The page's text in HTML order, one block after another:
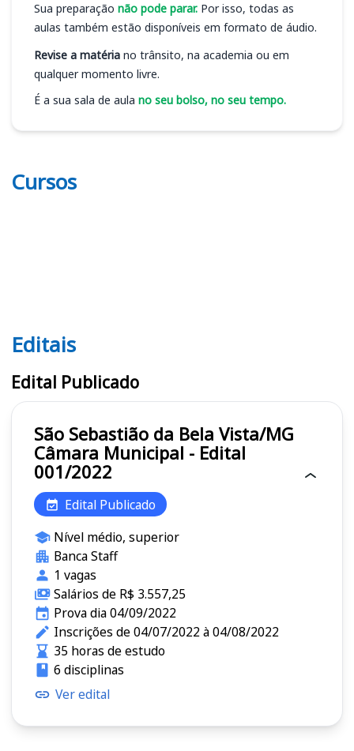
Sua preparação não pode parar. Por isso, todas as
aulas também estão disponíveis em formato de áudio.
Revise a matéria no trânsito, na academia ou em
qualquer momento livre.
É a sua sala de aula no seu bolso, no seu tempo.
Cursos
Editais
Editais
Edital Publicado
São Sebastião da Bela Vista/MG
Câmara Municipal - Edital
001/2022
Edital Publicado
Nível médio, superior
Banca Staff
1 vagas
Salários de R$ 3.557,25
Prova dia 04/09/2022
Inscrições de 04/07/2022 à 04/08/2022
35 horas de estudo
6 disciplinas
Ver edital